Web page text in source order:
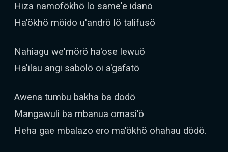
Hiza namofökhö lö same'e idanö
Ha'ökhö möido u'andrö lö talifusö
Nahiagu we'mörö ha'ose lewuö
Ha'ilau angi sabölö oi a'gafatö
Awena tumbu bakha ba dödö
Mangawuli ba mbanua omasi'ö
Heha gae mbalazo ero ma'ökhö ohahau dödö.